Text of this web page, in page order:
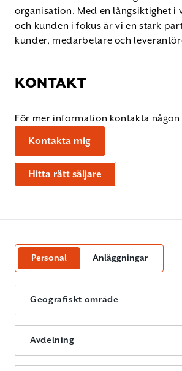
organisation. Med en långsiktighet i
och kunden i fokus är vi en stark
kunder, medarbetare och
KONTAKT
För mer information kontakta någon
Kontakta mig
Hitta rätt säljare
Geografiskt område
Avdelning
Personal Anläggningar